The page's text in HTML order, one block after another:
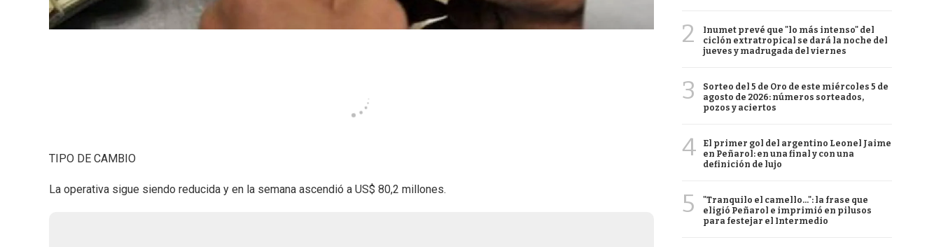
TIPO DE CAMBIO
La operativa sigue siendo reducida y en la semana ascendió a US$ 80,2 millones.
2
Inumet prevé que "lo más intenso" del
ciclón extratropical se dará la noche del
jueves y madrugada del viernes
3
Sorteo del 5 de Oro de este miércoles 5 de
agosto de 2026: números sorteados,
pozos y aciertos
4
El primer gol del argentino Leonel Jaime
en Peñarol: en una final y con una
definición de lujo
5
"Tranquilo el camello...": la frase que
eligió Peñarol e imprimió en pilusos
para festejar el Intermedio